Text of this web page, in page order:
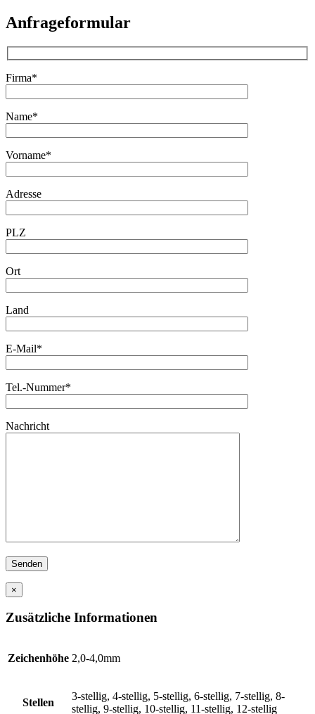
Anfrageformular
Firma*
Name*
Vorname*
Adresse
PLZ
Ort
Land
E-Mail*
Tel.-Nummer*
Nachricht
×
Zusätzliche Informationen
Zeichenhöhe 2,0-4,0mm
Stellen
3-stellig, 4-stellig, 5-stellig, 6-stellig, 7-stellig, 8-
stellig, 9-stellig, 10-stellig, 11-stellig, 12-stellig